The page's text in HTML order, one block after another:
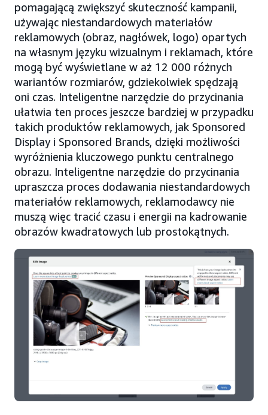
pomagającą zwiększyć skuteczność kampanii,
używając niestandardowych materiałów
reklamowych (obraz, nagłówek, logo) opartych
na własnym języku wizualnym i reklamach, które
mogą być wyświetlane w aż 12 000 różnych
wariantów rozmiarów, gdziekolwiek spędzają
oni czas. Inteligentne narzędzie do przycinania
ułatwia ten proces jeszcze bardziej w przypadku
takich produktów reklamowych, jak Sponsored
Display i Sponsored Brands, dzięki możliwości
wyróżnienia kluczowego punktu centralnego
obrazu. Inteligentne narzędzie do przycinania
upraszcza proces dodawania niestandardowych
materiałów reklamowych, reklamodawcy nie
muszą więc tracić czasu i energii na kadrowanie
obrazów kwadratowych lub prostokątnych.